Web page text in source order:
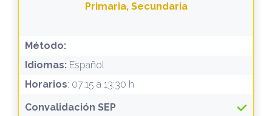
Primaria, Secundaria
Método:
Idiomas: Español
Horarios: 07:15 a 13:30 h
Convalidación SEP